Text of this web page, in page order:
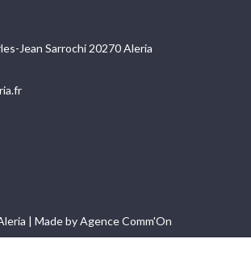
Jean Sarrochi 20270 Aleria
| Made by Agence Comm'On